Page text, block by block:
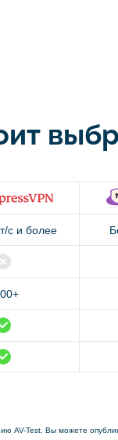
с и более
AV-Test. Вы можете